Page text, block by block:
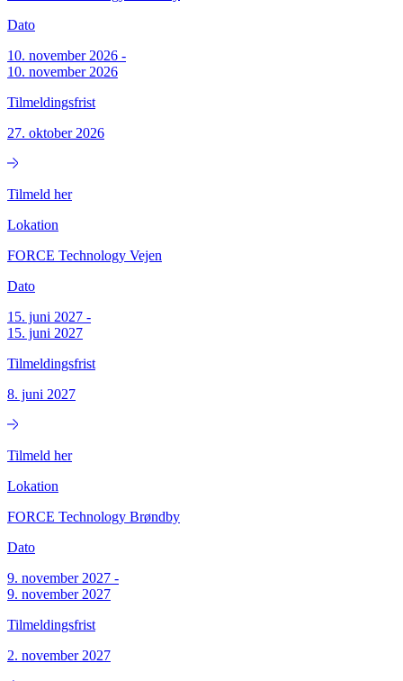
Dato
10. november 2026 -
10. november 2026
Tilmeldingsfrist
27. oktober 2026
Tilmeld her
Lokation
FORCE Technology Vejen
Dato
15. juni 2027 -
15. juni 2027
Tilmeldingsfrist
8. juni 2027
Tilmeld her
Lokation
FORCE Technology Brøndby
Dato
9. november 2027 -
9. november 2027
Tilmeldingsfrist
2. november 2027